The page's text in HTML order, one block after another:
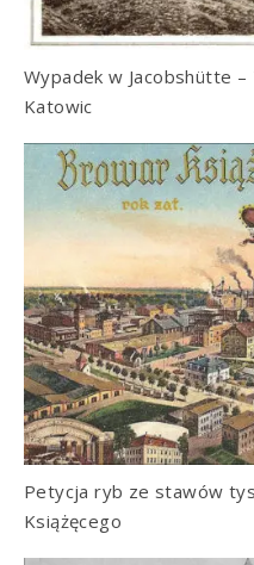
Wypadek w Jacobshütte
Katowic
Petycja ryb ze stawów
Książęcego